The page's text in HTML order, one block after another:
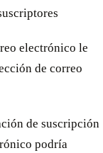
electrónico le
de correo
de suscripción
podría